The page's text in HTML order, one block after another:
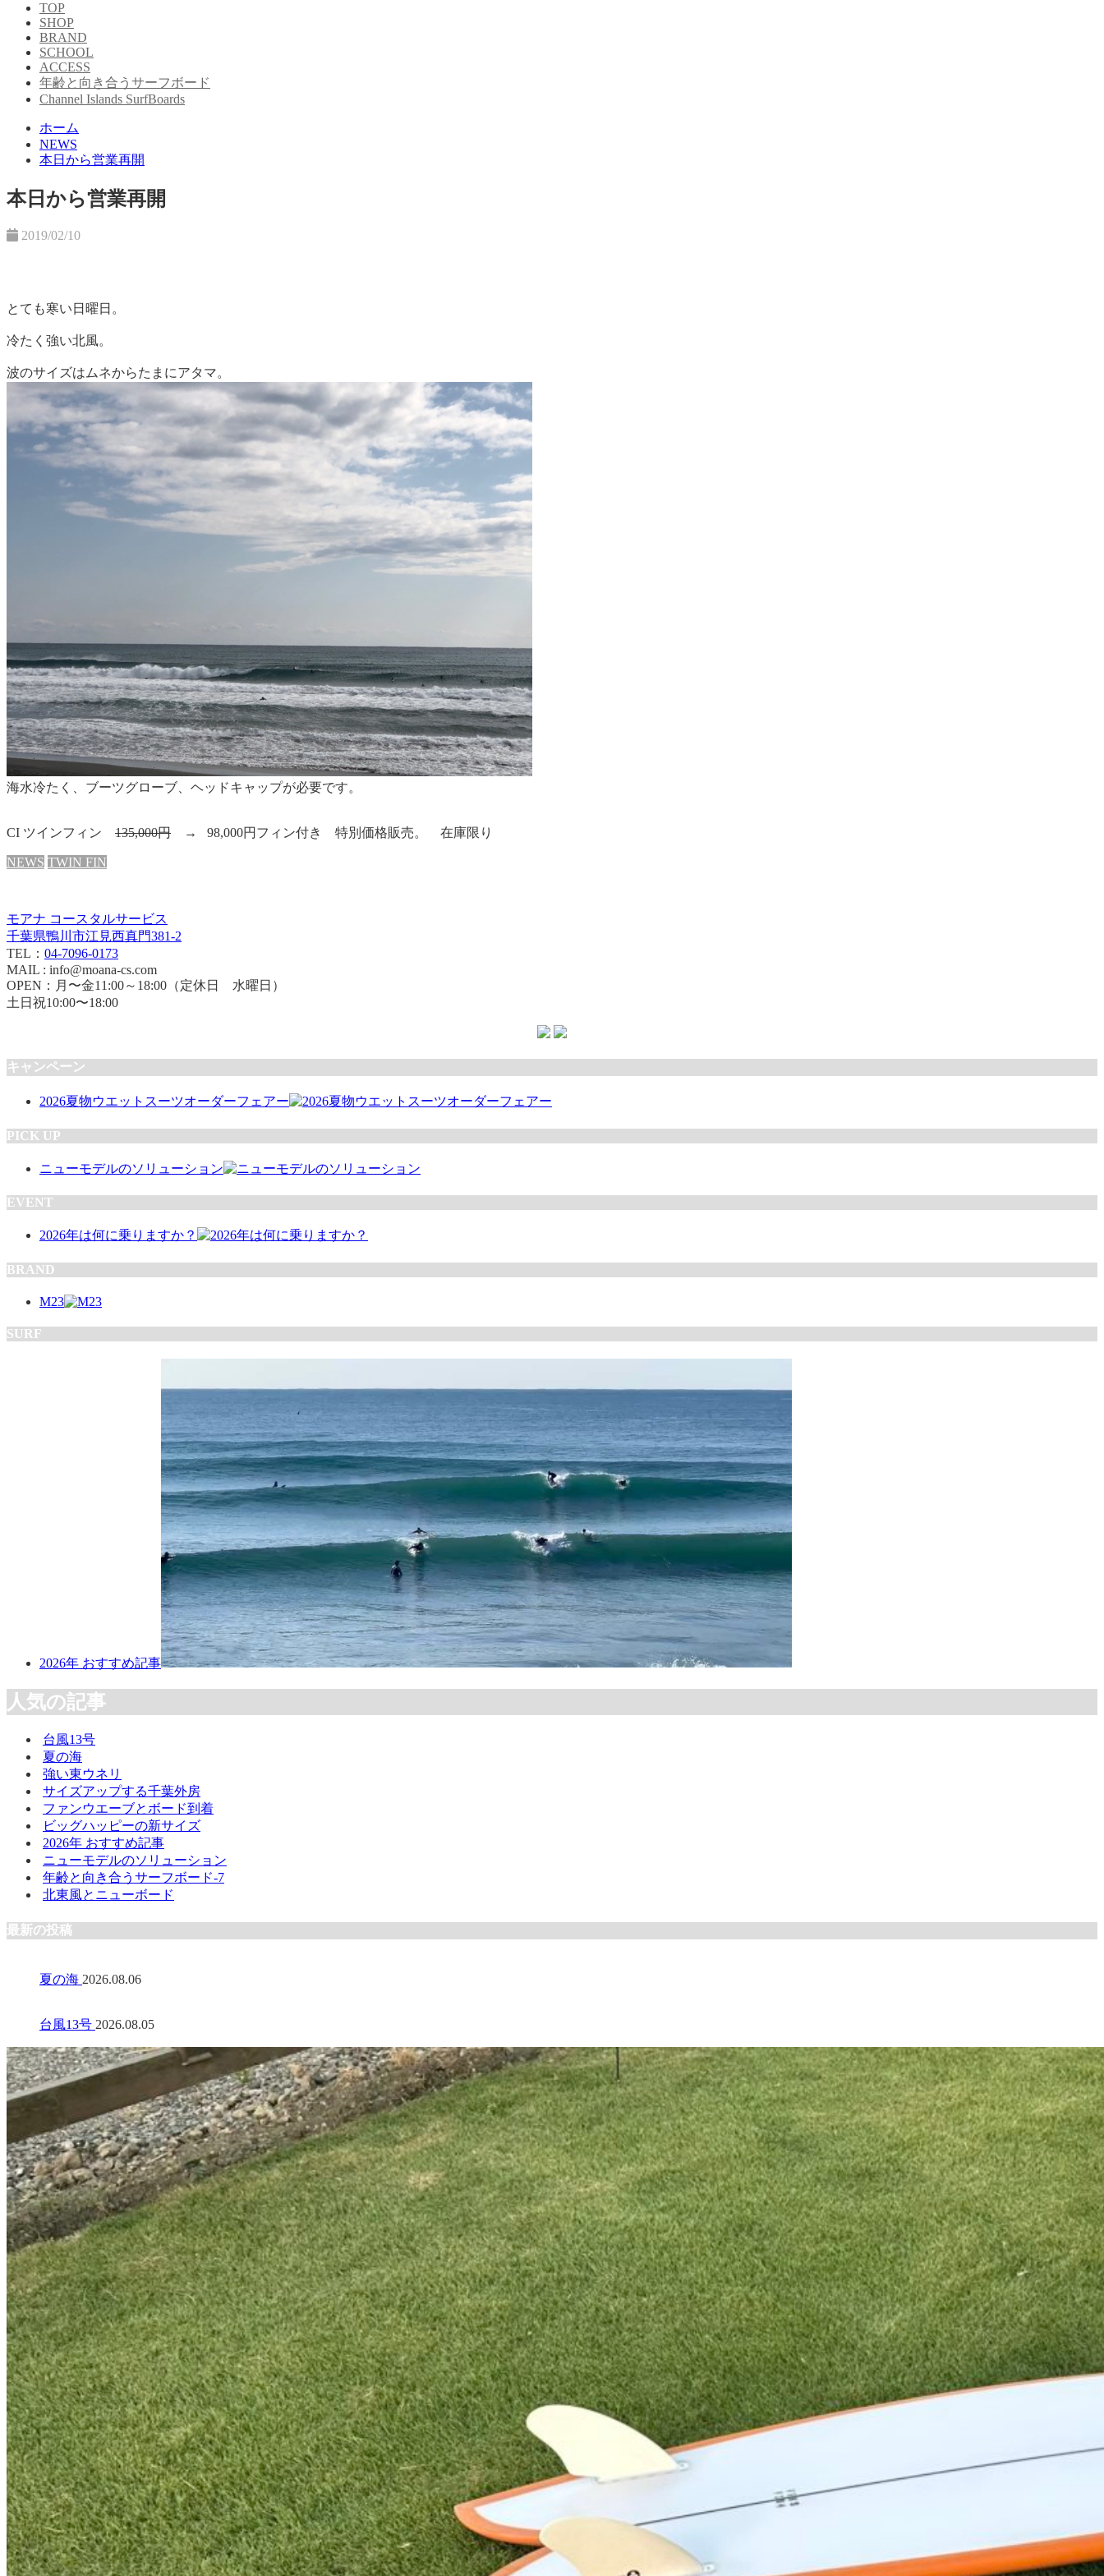
TOP
SHOP
BRAND
SCHOOL
ACCESS
年齢と向き合うサーフボード
Channel Islands SurfBoards
ホーム
NEWS
本日から営業再開
本日から営業再開
2019/02/10
とても寒い日曜日。
冷たく強い北風。
波のサイズはムネからたまにアタマ。
海水冷たく、ブーツグローブ、ヘッドキャップが必要です。
CI ツインフィン 135,000円 → 98,000円フィン付き 特別価格販売。 在庫限り
NEWS TWIN FIN
モアナ コースタルサービス
千葉県鴨川市江見西真門381-2
TEL： 04-7096-0173
MAIL : info@moana-cs.com
OPEN：月〜金11:00～18:00（定休日 水曜日）
土日祝10:00〜18:00
キャンペーン
2026夏物ウエットスーツオーダーフェアー
PICK UP
ニューモデルのソリューション
EVENT
2026年は何に乗りますか？
BRAND
M23
SURF
2026年 おすすめ記事
人気の記事
台風13号
夏の海
強い東ウネリ
サイズアップする千葉外房
ファンウエーブとボード到着
ビッグハッピーの新サイズ
2026年 おすすめ記事
ニューモデルのソリューション
年齢と向き合うサーフボード-7
北東風とニューボード
最新の投稿
夏の海 2026.08.06
台風13号 2026.08.05